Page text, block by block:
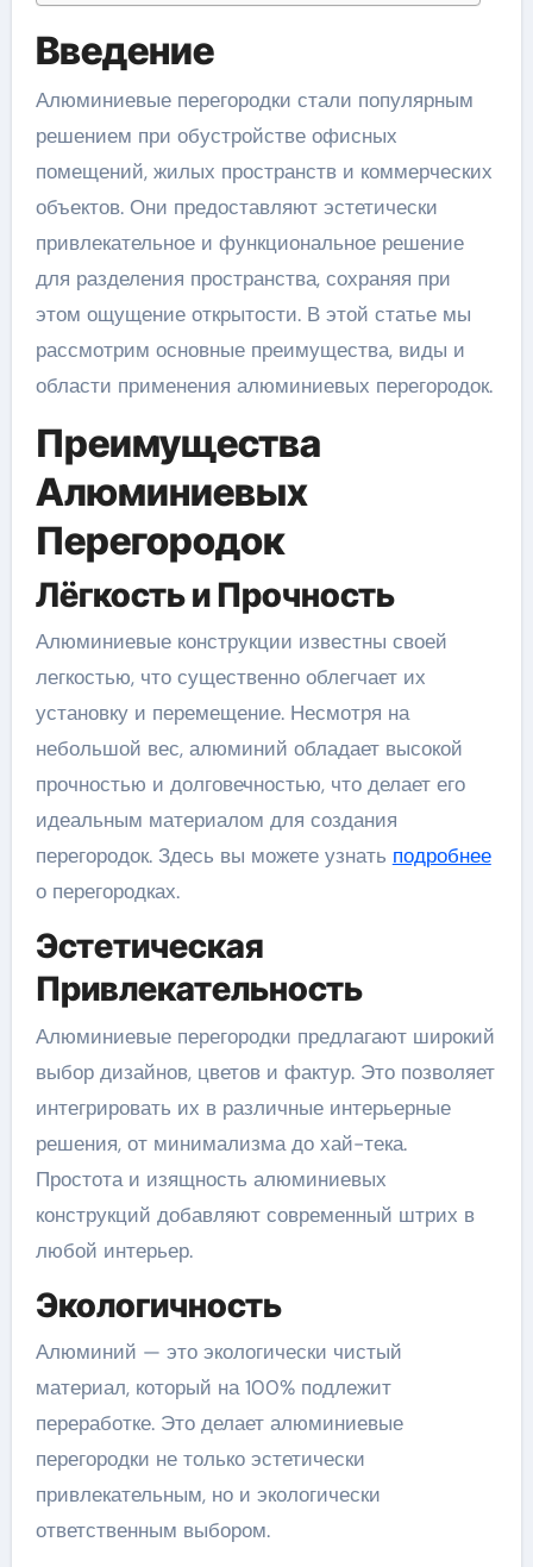
Введение
Алюминиевые перегородки стали популярным
решением при обустройстве офисных
помещений, жилых пространств и коммерческих
объектов. Они предоставляют эстетически
привлекательное и функциональное решение
для разделения пространства, сохраняя при
этом ощущение открытости. В этой статье мы
рассмотрим основные преимущества, виды и
области применения алюминиевых перегородок.
Преимущества
Алюминиевых
Перегородок
Лёгкость и Прочность
Алюминиевые конструкции известны своей
легкостью, что существенно облегчает их
установку и перемещение. Несмотря на
небольшой вес, алюминий обладает высокой
прочностью и долговечностью, что делает его
идеальным материалом для создания
перегородок. Здесь вы можете узнать подробнее
о перегородках.
Эстетическая
Привлекательность
Алюминиевые перегородки предлагают широкий
выбор дизайнов, цветов и фактур. Это позволяет
интегрировать их в различные интерьерные
решения, от минимализма до хай-тека.
Простота и изящность алюминиевых
конструкций добавляют современный штрих в
любой интерьер.
Экологичность
Алюминий — это экологически чистый
материал, который на 100% подлежит
переработке. Это делает алюминиевые
перегородки не только эстетически
привлекательным, но и экологически
ответственным выбором.